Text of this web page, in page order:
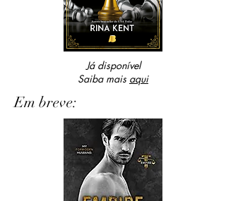
Já disponível
Saiba mais aqui
Em breve: